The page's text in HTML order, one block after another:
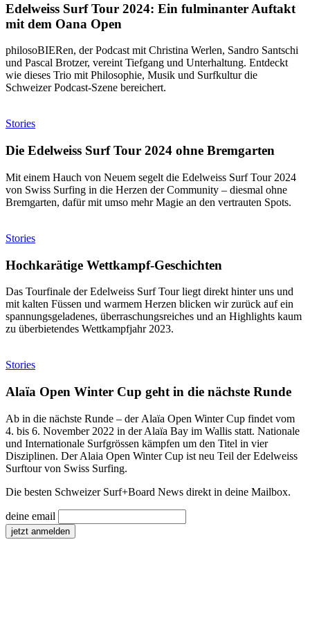
Edelweiss Surf Tour 2024: Ein fulminanter Auftakt
mit dem Oana Open
philosoBIERen, der Podcast mit Christina Werlen, Sandro Santschi
und Pascal Brotzer, vereint Tiefgang und Unterhaltung. Entdeckt
wie dieses Trio mit Philosophie, Musik und Surfkultur die
Schweizer Podcast-Szene bereichert.
Stories
Die Edelweiss Surf Tour 2024 ohne Bremgarten
Mit einem Hauch von Neuem segelt die Edelweiss Surf Tour 2024
von Swiss Surfing in die Herzen der Community – diesmal ohne
Bremgarten, dafür mit umso mehr Magie an den vertrauten Spots.
Stories
Hochkarätige Wettkampf-Geschichten
Das Tourfinale der Edelweiss Surf Tour liegt direkt hinter uns und
mit kalten Füssen und warmem Herzen blicken wir zurück auf ein
spannungsgeladenes, überraschungsreiches und an Highlights kaum
zu überbietendes Wettkampfjahr 2023.
Stories
Alaïa Open Winter Cup geht in die nächste Runde
Ab in die nächste Runde – der Alaïa Open Winter Cup findet vom
4. bis 6. November 2022 in der Alaïa Bay im Wallis statt. Nationale
und Internationale Surfgrössen kämpfen um den Titel in vier
Disziplinen. Der Alaia Open Winter Cup ist neu Teil der Edelweiss
Surftour von Swiss Surfing.
Die besten Schweizer Surf+Board News direkt in deine Mailbox.
deine email